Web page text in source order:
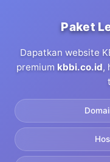
Paket
Dapatkan website
premium kbbi.co.id,